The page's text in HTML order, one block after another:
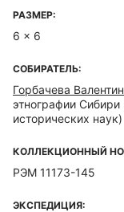
РАЗМЕР:
6 x 6
СОБИРАТЕЛЬ:
Горбачева
этнографии Сибири
исторических наук)
КОЛЛЕКЦИОННЫЙ
РЭМ 11173-145
ЭКСПЕДИЦИЯ: